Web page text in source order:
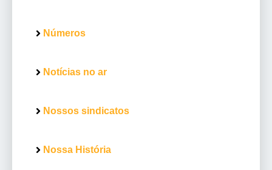
Números
Notícias no ar
Nossos sindicatos
Nossa História